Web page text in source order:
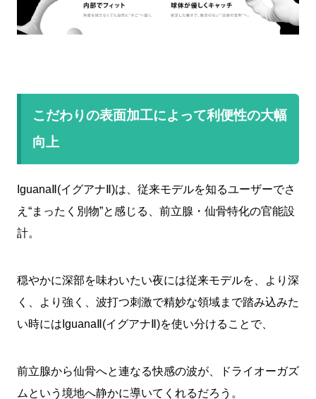
こだわりの表面加工によって利便性の大幅
向上
IguanaⅡ(イグアナⅡ)は、従来モデルを知るユーザーでさ
え“まったく別物”と感じる、前立腺・仙骨特化の官能設
計。
穏やかに深部を味わいたい夜には従来モデルを、より深
く、より強く、波打つ刺激で精妙な領域まで踏み込みた
い時にはIguanaⅡ(イグアナⅡ)を使い分けることで、
前立腺から仙骨へと連なる快感の波が、ドライオーガズ
ムという境地へ静かに導いてくれるだろう。